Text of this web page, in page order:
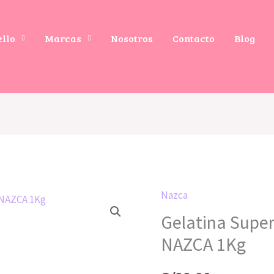
Marcas Nosotros Contacto
Blog
Nazca
Gelatina
NAZCA 1Kg
Gelatina
Super
Definición